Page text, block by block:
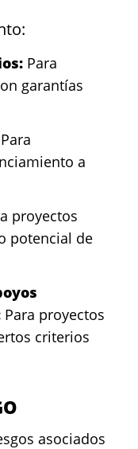
Para
garantías
Para
a
proyectos
potencial de
Para proyectos
criterios
asociados